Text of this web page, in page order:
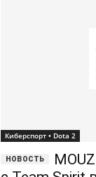
Киберспорт • Dota 2